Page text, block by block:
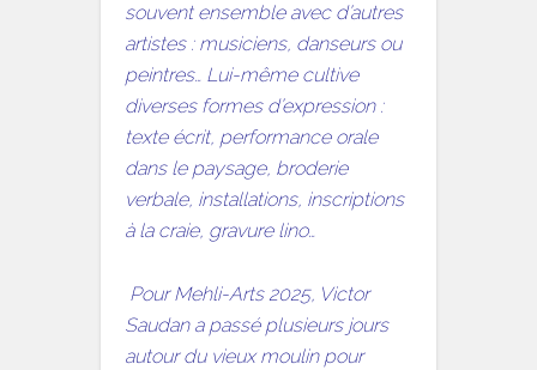
souvent ensemble avec d’autres
artistes : musiciens, danseurs ou
peintres… Lui-même cultive
diverses formes d’expression :
texte écrit, performance orale
dans le paysage, broderie
verbale, installations, inscriptions
à la craie, gravure lino…
Pour Mehli-Arts 2025, Victor
Saudan a passé plusieurs jours
autour du vieux moulin pour